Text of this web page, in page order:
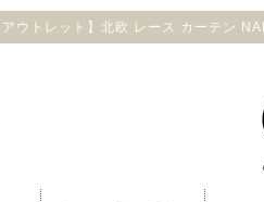
アウトレット】北欧 レース カーテン